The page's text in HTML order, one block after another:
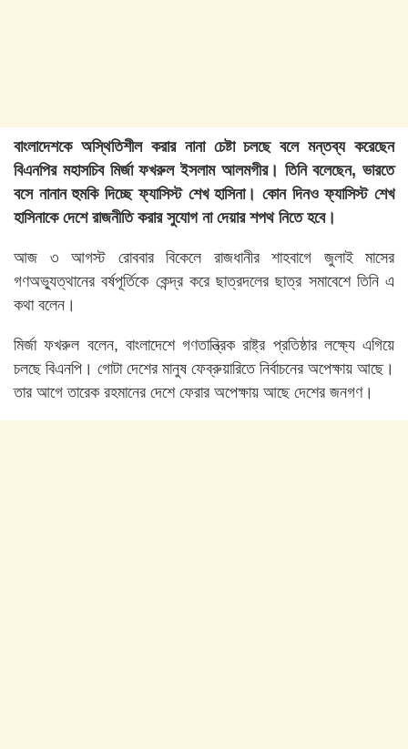
বাংলাদেশকে অস্থিতিশীল করার নানা চেষ্টা চলছে বলে মন্তব্য করেছেন
বিএনপির মহাসচিব মির্জা ফখরুল ইসলাম আলমগীর। তিনি বলেছেন, ভারতে
বসে নানান হুমকি দিচ্ছে ফ্যাসিস্ট শেখ হাসিনা। কোন দিনও ফ্যাসিস্ট শেখ
হাসিনাকে দেশে রাজনীতি করার সুযোগ না দেয়ার শপথ নিতে হবে।
আজ ৩ আগস্ট রোববার বিকেলে রাজধানীর শাহবাগে জুলাই মাসের
গণঅভ্যুত্থানের বর্ষপূর্তিকে কেন্দ্র করে ছাত্রদলের ছাত্র সমাবেশে তিনি এ
কথা বলেন।
মির্জা ফখরুল বলেন, বাংলাদেশে গণতান্ত্রিক রাষ্ট্র প্রতিষ্ঠার লক্ষ্যে এগিয়ে
চলছে বিএনপি। গোটা দেশের মানুষ ফেব্রুয়ারিতে নির্বাচনের অপেক্ষায় আছে।
তার আগে তারেক রহমানের দেশে ফেরার অপেক্ষায় আছে দেশের জনগণ।